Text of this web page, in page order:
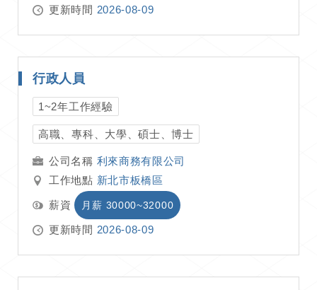
更新時間 2026-08-09
行政人員
1~2年工作經驗
高職、專科、大學、碩士、博士
利來商務有限公司
工作地點 新北市板橋區
薪資 月薪 30000~32000
更新時間 2026-08-09